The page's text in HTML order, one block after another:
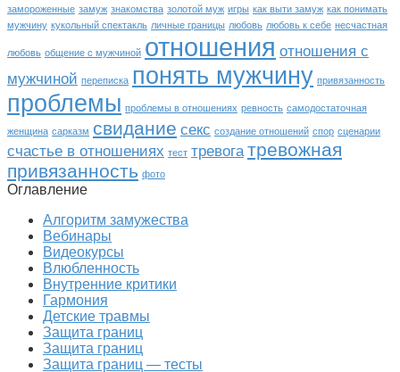
замороженные замуж знакомства золотой муж игры как выти замуж как понимать
мужчину кукольный спектакль личные границы любовь любовь к себе несчастная
любовь общение с мужчиной отношения отношения с
мужчиной переписка понять мужчину привязанность
проблемы проблемы в отношениях ревность самодостаточная
женщина сарказм свидание секс создание отношений спор сценарии
счастье в отношениях тест тревога тревожная
привязанность фото
Оглавление
Алгоритм замужества
Вебинары
Видеокурсы
Влюбленность
Внутренние критики
Гармония
Детские травмы
Защита границ
Защита границ
Защита границ — тесты